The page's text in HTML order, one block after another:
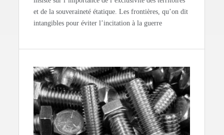
et de la souveraineté étatique. Les frontières, qu’on dit
intangibles pour éviter l’incitation à la guerre